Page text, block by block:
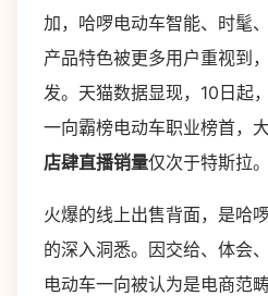
加，哈啰电动车智能、时髦
产品特色被更多用户重视到
发。天猫数据显现，10日起
一向霸榜电动车职业榜首，
店肆直播销量仅次于特斯拉。
火爆的线上出售背面，是哈
的深入洞悉。因交给、体会
电动车一向被认为是电商范